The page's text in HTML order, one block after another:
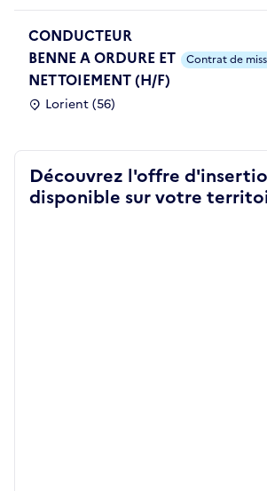
CONDUCTEUR
BENNE A ORDURE ET
NETTOIEMENT (H/F)
Lorient (56)
Contrat de
Découvrez l'offre
disponible sur votre